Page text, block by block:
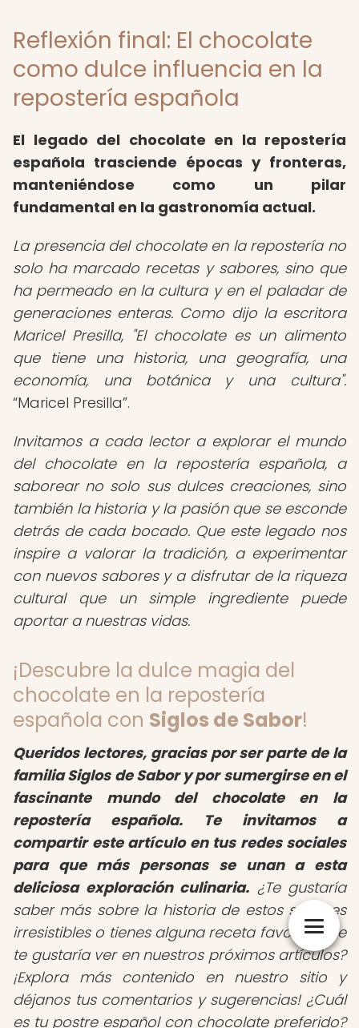
Reflexión final: El chocolate
como dulce influencia en la
repostería española
El legado del chocolate en la repostería
española trasciende épocas y fronteras,
manteniéndose como un pilar
fundamental en la gastronomía actual.
La presencia del chocolate en la repostería no
solo ha marcado recetas y sabores, sino que
ha permeado en la cultura y en el paladar de
generaciones enteras. Como dijo la escritora
Maricel Presilla, "El chocolate es un alimento
que tiene una historia, una geografía, una
economía, una botánica y una cultura".
Maricel Presilla .
Invitamos a cada lector a explorar el mundo
del chocolate en la repostería española, a
saborear no solo sus dulces creaciones, sino
también la historia y la pasión que se esconde
detrás de cada bocado. Que este legado nos
inspire a valorar la tradición, a experimentar
con nuevos sabores y a disfrutar de la riqueza
cultural que un simple ingrediente puede
aportar a nuestras vidas.
¡Descubre la dulce magia del
chocolate en la repostería
española con Siglos de Sabor!
Queridos lectores, gracias por ser parte de la
familia Siglos de Sabor y por sumergirse en el
fascinante mundo del chocolate en la
repostería española. Te invitamos a
compartir este artículo en tus redes sociales
para que más personas se unan a esta
deliciosa exploración culinaria. ¿Te gustaría
saber más sobre la historia de estos sabores
irresistibles o tienes alguna receta favorita que
te gustaría ver en nuestros próximos artículos?
¡Explora más contenido en nuestro sitio y
déjanos tus comentarios y sugerencias! ¿Cuál
es tu postre español con chocolate preferido?